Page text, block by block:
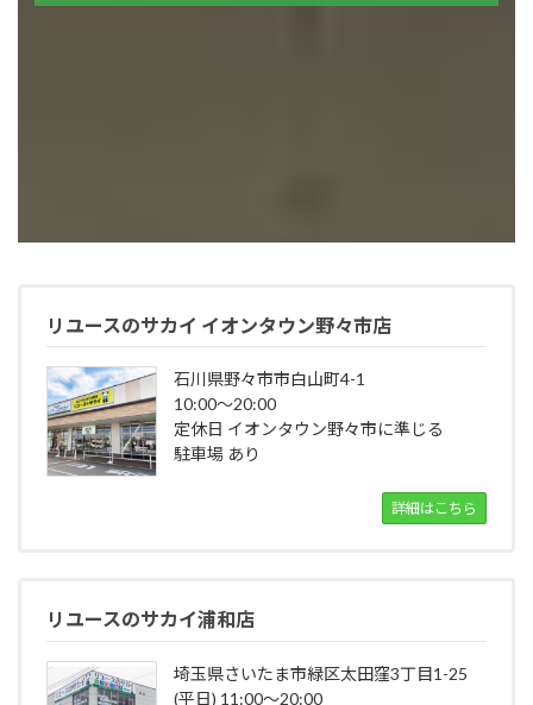
リユースのサカイ イオンタウン野々市店
石川県野々市市白山町4-1
10:00～20:00
定休日 イオンタウン野々市に準じる
駐車場 あり
詳細はこちら
リユースのサカイ浦和店
埼玉県さいたま市緑区太田窪3丁目1-25
(平日) 11:00～20:00